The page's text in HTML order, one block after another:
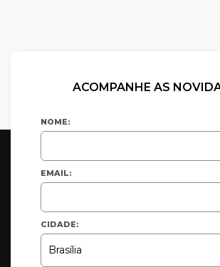
ACOMPANHE AS
NOME:
EMAIL:
CIDADE: